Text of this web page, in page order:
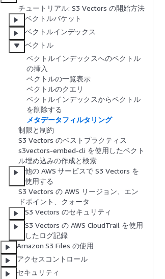
チュートリアル: S3 Vectors の開始方法
ベクトルバケット
ベクトルインデックス
ベクトル
ベクトルインデックスへのベクトル
の挿入
ベクトルの一覧表示
ベクトルのクエリ
ベクトルインデックスからベクトル
を削除する
メタデータフィルタリング
制限と制約
S3 Vectors のベストプラクティス
s3vectors-embed-cli を使用したベクト
ル埋め込みの作成と検索
他の AWS サービスで S3 Vectors を
使用する
S3 Vectors の AWS リージョン、エン
ドポイント、クォータ
S3 Vectors のセキュリティ
S3 Vectors の AWS CloudTrail を使用
したログ記録
Amazon S3 Files の使用
アクセスコントロール
セキュリティ